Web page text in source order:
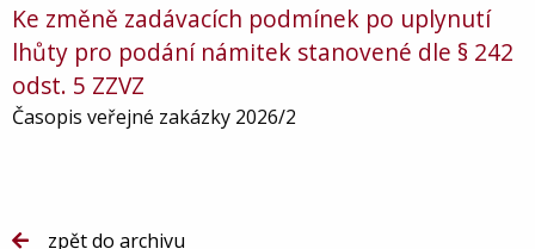
Ke změně zadávacích podmínek po uplynutí
lhůty pro podání námitek stanovené dle § 242
odst. 5 ZZVZ
Časopis veřejné zakázky 2026/2
zpět do archivu